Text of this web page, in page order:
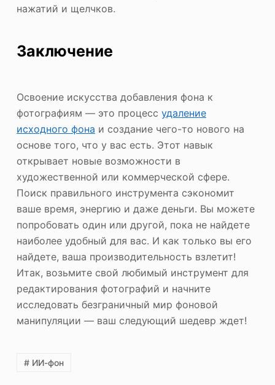
нажатий и щелчков.
Заключение
Освоение искусства добавления фона к
фотографиям — это процесс удаление
исходного фона и создание чего-то нового на
основе того, что у вас есть. Этот навык
открывает новые возможности в
художественной или коммерческой сфере.
Поиск правильного инструмента сэкономит
ваше время, энергию и даже деньги. Вы можете
попробовать один или другой, пока не найдете
наиболее удобный для вас. И как только вы его
найдете, ваша производительность взлетит!
Итак, возьмите свой любимый инструмент для
редактирования фотографий и начните
исследовать безграничный мир фоновой
манипуляции — ваш следующий шедевр ждет!
# ИИ-фон